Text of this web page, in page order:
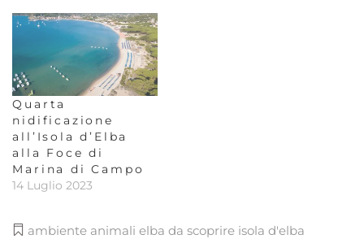
Quarta
nidificazione
all’Isola d’Elba
alla Foce di
Marina di Campo
14 Luglio 2023
ambiente animali elba da scoprire isola d'elba